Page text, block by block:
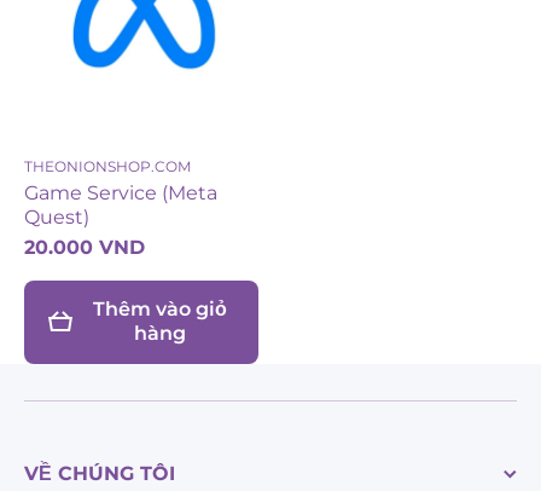
THEONIONSHOP.COM
Game Service (Meta
Quest)
20.000 VND
Thêm vào giỏ
hàng
VỀ CHÚNG TÔI